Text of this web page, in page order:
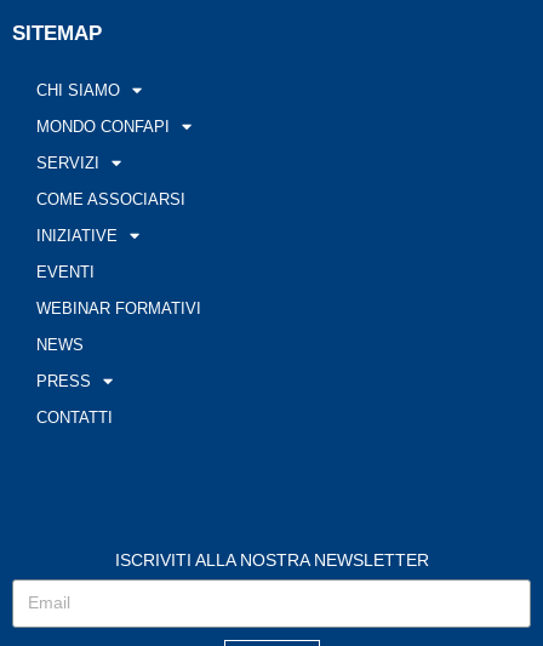
SITEMAP
CHI SIAMO
MONDO CONFAPI
SERVIZI
COME ASSOCIARSI
INIZIATIVE
EVENTI
WEBINAR FORMATIVI
NEWS
PRESS
CONTATTI
ISCRIVITI ALLA NOSTRA NEWSLETTER